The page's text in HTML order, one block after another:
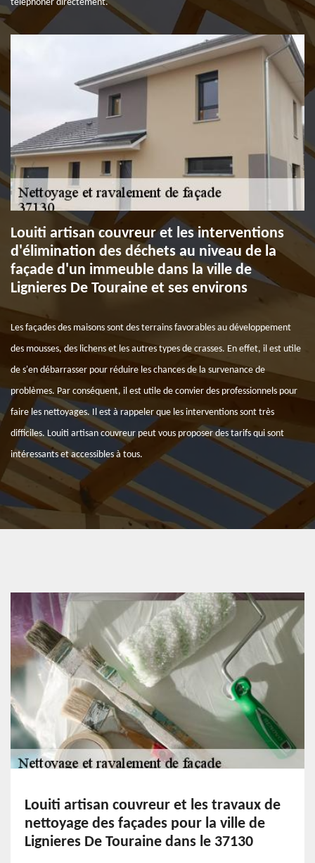
téléphoner directement.
Louiti artisan couvreur et les interventions
d'élimination des déchets au niveau de la
façade d'un immeuble dans la ville de
Lignieres De Touraine et ses environs
Les façades des maisons sont des terrains favorables au développement
des mousses, des lichens et les autres types de crasses. En effet, il est utile
de s'en débarrasser pour réduire les chances de la survenance de
problèmes. Par conséquent, il est utile de convier des professionnels pour
faire les nettoyages. Il est à rappeler que les interventions sont très
difficiles. Louiti artisan couvreur peut vous proposer des tarifs qui sont
intéressants et accessibles à tous.
Louiti artisan couvreur et les travaux de
nettoyage des façades pour la ville de
Lignieres De Touraine dans le 37130